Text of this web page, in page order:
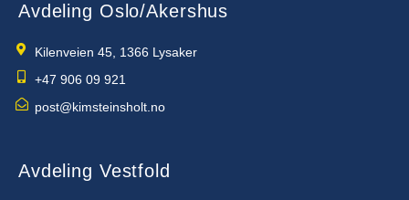
Avdeling Oslo/Akershus
Kilenveien 45, 1366 Lysaker
+47 906 09 921
post@kimsteinsholt.no
Avdeling Vestfold